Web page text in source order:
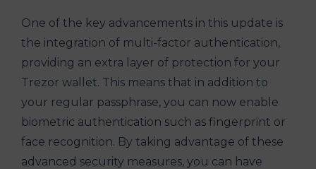
One of the key advancements in this update is
the integration of multi-factor authentication,
providing an extra layer of protection for your
Trezor wallet. This means that in addition to
your regular passphrase, you can now enable
biometric authentication such as fingerprint or
face recognition. By taking advantage of these
advanced security measures, you can have